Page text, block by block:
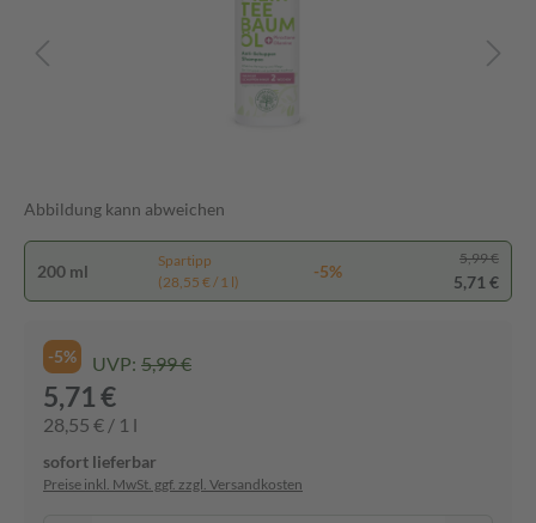
Abbildung kann abweichen
200 ml
Spartipp
(28,55 € / 1 l)
-5%
5,99 €
5,71 €
-5% UVP: 5,99 €
5,71 €
28,55 € / 1 l
sofort lieferbar
Preise inkl. MwSt. ggf. zzgl. Versandkosten